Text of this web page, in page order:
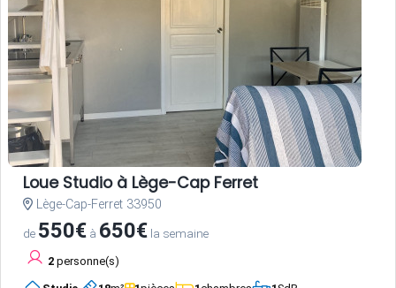
Loue Studio à Lège-Cap Ferret
Lège-Cap-Ferret 33950
de 550€ à 650€ la semaine
2 personne(s)